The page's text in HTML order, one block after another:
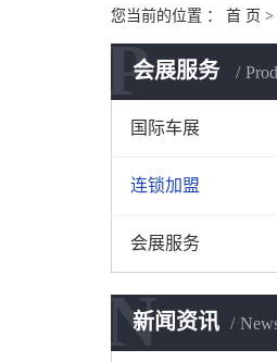
您当前的位置 ： 首 页 >
会展服务
P
国际车展
连锁加盟
会展服务
新闻资讯
N